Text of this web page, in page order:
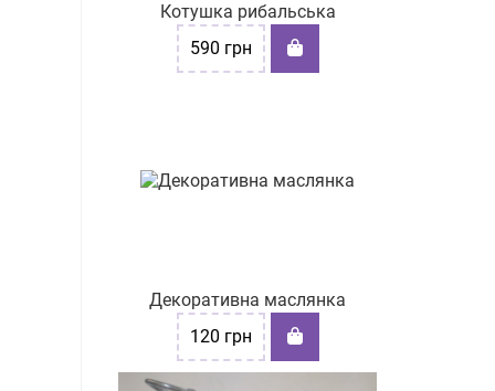
Котушка рибальська
590 грн
Декоративна маслянка
120 грн